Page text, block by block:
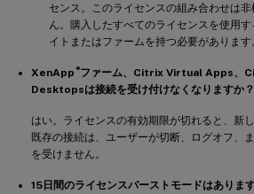
センス。このライセンスの組み合わせは
ん。購入したすべてのライセンスを使用
イトまたはファームを持つ必要があります
XenApp ®ファーム、Citrix Virtual Apps、
Desktopsは接続を受け付けなくなりますか？
はい。ライセンスの有効期限が切れると、新
既存の接続は、ユーザーが切断、ログオフ、
を受けません。
15日間のライセンスバーストモードはありま